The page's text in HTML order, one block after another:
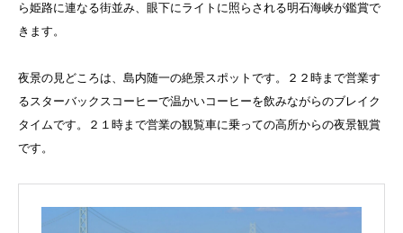
ら姫路に連なる街並み、眼下にライトに照らされる明石海峡が鑑賞で
きます。
夜景の見どころは、島内随一の絶景スポットです。２２時まで営業す
るスターバックスコーヒーで温かいコーヒーを飲みながらのブレイク
タイムです。２１時まで営業の観覧車に乗っての高所からの夜景観賞
です。